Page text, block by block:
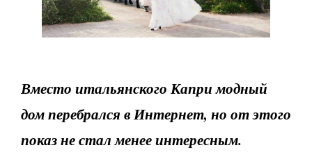
Вместо итальянского Капри модный
дом перебрался в Интернет, но от этого
показ не стал менее интересным.